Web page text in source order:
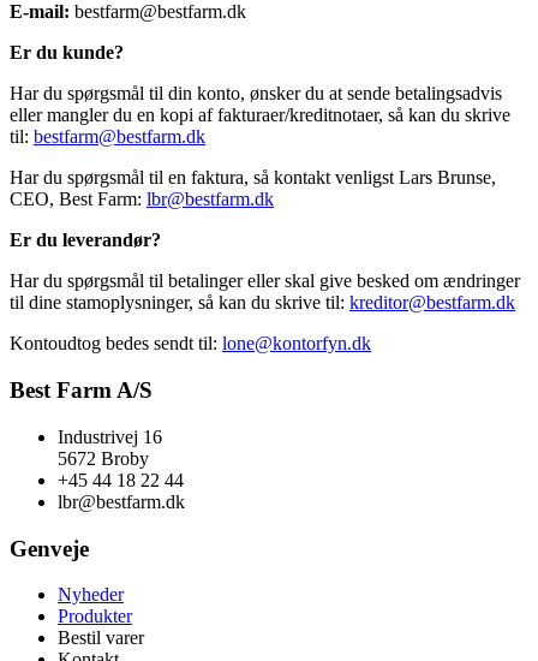
E-mail: bestfarm@bestfarm.dk
Er du kunde?
Har du spørgsmål til din konto, ønsker du at sende betalingsadvis
eller mangler du en kopi af fakturaer/kreditnotaer, så kan du skrive
til: bestfarm@bestfarm.dk
Har du spørgsmål til en faktura, så kontakt venligst Lars Brunse,
CEO, Best Farm: lbr@bestfarm.dk
Er du leverandør?
Har du spørgsmål til betalinger eller skal give besked om ændringer
til dine stamoplysninger, så kan du skrive til: kreditor@bestfarm.dk
Kontoudtog bedes sendt til: lone@kontorfyn.dk
Best Farm A/S
Industrivej 16
5672 Broby
+45 44 18 22 44
lbr@bestfarm.dk
Genveje
Nyheder
Produkter
Bestil varer